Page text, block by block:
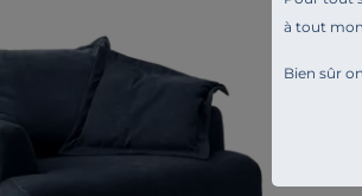
à tout
Bien sûr